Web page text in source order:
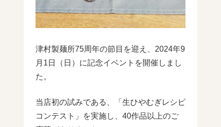
津村製麺所75周年の節目を迎え、2024年9
月1日（日）に記念イベントを開催しまし
た。
当店初の試みである、「生ひやむぎレシピ
コンテスト」を実施し、40作品以上のご